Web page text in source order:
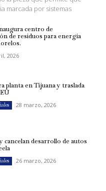
marcada por sistemas
centro de
de residuos para energía
2026
planta en Tijuana y traslada
28 marzo, 2026
cancelan desarrollo de autos
26 marzo, 2026